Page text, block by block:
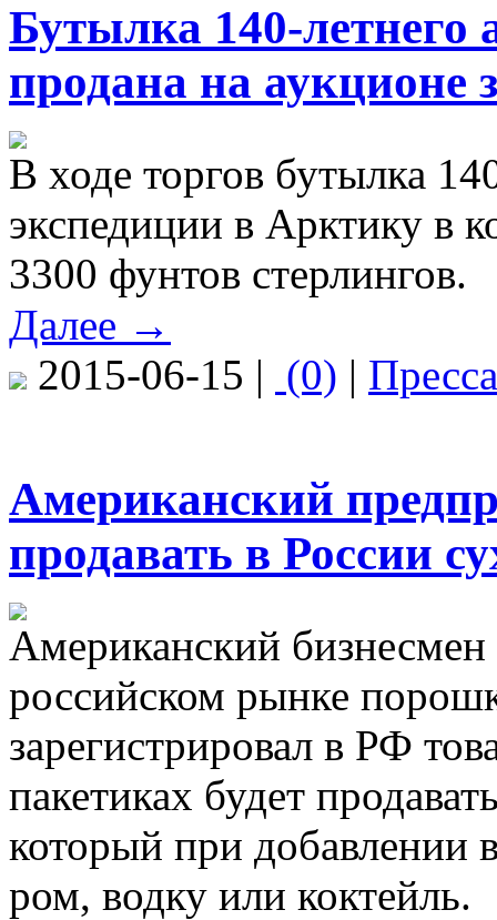
Бутылка 140-летнего
продана на аукционе
В ходе торгов бутылка
экспедиции в Арктику в
3300 фунтов стерлингов.
Далее →
2015-06-15 | (0) | Пресса
Американский
продавать в России
Американский
российском рынке
зарегистрировал в РФ
пакетиках будет
который при добавлении
ром, водку или коктейль.